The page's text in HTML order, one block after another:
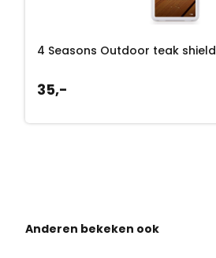
4 Seasons Outdoor teak shield
35,-
Anderen bekeken ook